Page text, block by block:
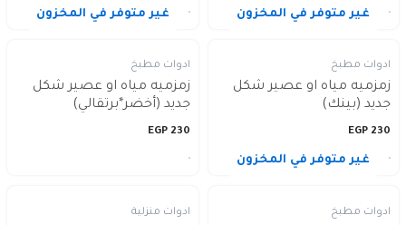
غير متوفر في المخزون
ادوات مطبخ
زمزميه مياه او عصير شكل
جديد (بينك)
230
EGP
غير متوفر في المخزون
ادوات مطبخ
زمزميه مياه او عصير شكل
جديد (أخضر*برتقالي)
230
EGP
غير متوفر في المخزون
ادوات مطبخ ادوات منزلية